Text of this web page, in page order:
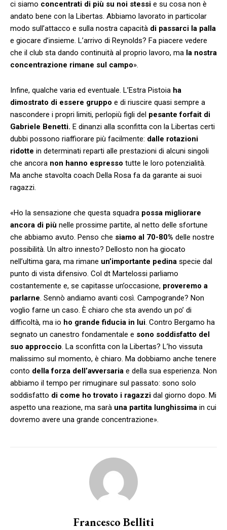
ci siamo concentrati di più su noi stessi e su cosa non è
andato bene con la Libertas. Abbiamo lavorato in particolar
modo sull’attacco e sulla nostra capacità di passarci la palla
e giocare d’insieme. L’arrivo di Reynolds? Fa piacere vedere
che il club sta dando continuità al proprio lavoro, ma la nostra
concentrazione rimane sul campo».
Infine, qualche varia ed eventuale. L’Estra Pistoia ha
dimostrato di essere gruppo e di riuscire quasi sempre a
nascondere i propri limiti, perlopiù figli del pesante forfait di
Gabriele Benetti. E dinanzi alla sconfitta con la Libertas certi
dubbi possono riaffiorare più facilmente: dalle rotazioni
ridotte in determinati reparti alle prestazioni di alcuni singoli
che ancora non hanno espresso tutte le loro potenzialità.
Ma anche stavolta coach Della Rosa fa da garante ai suoi
ragazzi.
«Ho la sensazione che questa squadra possa migliorare
ancora di più nelle prossime partite, al netto delle sfortune
che abbiamo avuto. Penso che siamo al 70-80% delle nostre
possibilità. Un altro innesto? Dellosto non ha giocato
nell’ultima gara, ma rimane un’importante pedina specie dal
punto di vista difensivo. Col dt Martelossi parliamo
costantemente e, se capitasse un’occasione, proveremo a
parlarne. Sennò andiamo avanti così. Campogrande? Non
voglio farne un caso. È chiaro che sta avendo un po’ di
difficoltà, ma io ho grande fiducia in lui. Contro Bergamo ha
segnato un canestro fondamentale e sono soddisfatto del
suo approccio. La sconfitta con la Libertas? L’ho vissuta
malissimo sul momento, è chiaro. Ma dobbiamo anche tenere
conto della forza dell’avversaria e della sua esperienza. Non
abbiamo il tempo per rimuginare sul passato: sono solo
soddisfatto di come ho trovato i ragazzi dal giorno dopo. Mi
aspetto una reazione, ma sarà una partita lunghissima in cui
dovremo avere una grande concentrazione».
Francesco Belliti